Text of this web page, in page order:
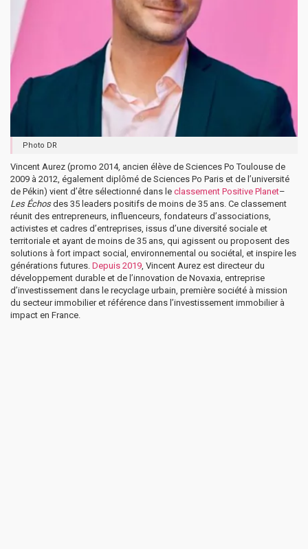
Photo DR
Vincent Aurez (promo 2014, ancien élève de Sciences Po Toulouse de
2009 à 2012, également diplômé de Sciences Po Paris et de l’université
de Pékin) vient d’être sélectionné dans le classement Positive Planet–
Les Échosdes 35 leaders positifs de moins de 35 ans. Ce classement
réunit des entrepreneurs, influenceurs, fondateurs d’associations,
activistes et cadres d’entreprises, issus d’une diversité sociale et
territoriale et ayant de moins de 35 ans, qui agissent ou proposent des
solutions à fort impact social, environnemental ou sociétal, et inspire les
générations futures. Depuis 2019 , Vincent Aurez est directeur du
développement durable et de l’innovation de Novaxia, entreprise
d’investissement dans le recyclage urbain, première société à mission
du secteur immobilier et référence dans l’investissement immobilier à
impact en France.